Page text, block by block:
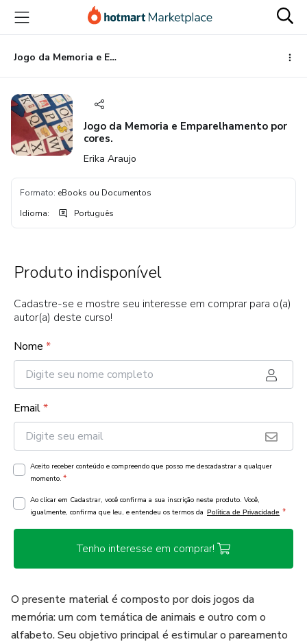
para
conteúdo
principal
para
pagamento
para
rodapé
Jogo da Memoria e Emparelhamento por cores.
Jogo da Memoria e Emparelhamento por
cores.
Erika Araujo
Formato: eBooks ou Documentos
Idioma: Português
Produto indisponível
Cadastre-se e mostre seu interesse em comprar para o(a)
autor(a) deste curso!
Nome *
Email*
Aceito receber conteúdo e compreendo que posso me descadastrar a qualquer
momento. *
Ao clicar em Cadastrar, você confirma a sua inscrição neste produto. Você,
igualmente, confirma que leu, e entendeu os termos da Política de Privacidade *
Tenho interesse em comprar!
O presente material é composto por dois jogos da
memória: um com temática de animais e outro com o
alfabeto. Seu objetivo principal é estimular o pareamento